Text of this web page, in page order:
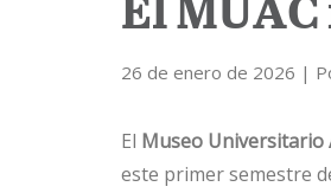
26 de enero de 2026 |
El Museo
este primer semestre